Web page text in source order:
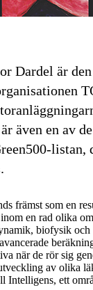
Dardel är den
även en av
listan,
främst som en
en rad olika
biofysik
när de rör sig
av olika
Intelligens, ett